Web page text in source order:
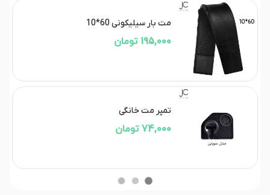
مت بار سیلیکونی 60*10
195,000 تومان
تمپر مت خانگی
74,000 تومان